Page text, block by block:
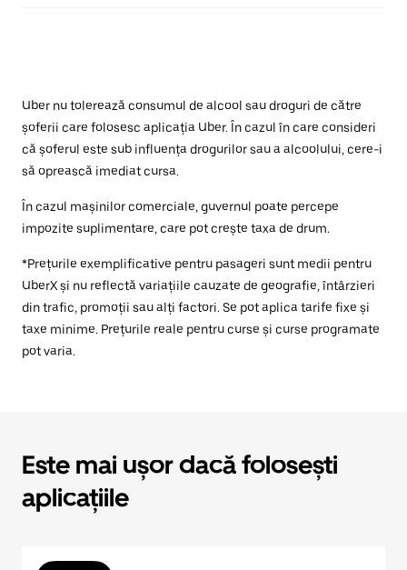
Uber nu tolerează consumul de alcool sau droguri de către
șoferii care folosesc aplicația Uber. În cazul în care consideri
că șoferul este sub influența drogurilor sau a alcoolului, cere-i
să oprească imediat cursa.
În cazul mașinilor comerciale, guvernul poate percepe
impozite suplimentare, care pot crește taxa de drum.
*Prețurile exemplificative pentru pasageri sunt medii pentru
UberX și nu reflectă variațiile cauzate de geografie, întârzieri
din trafic, promoții sau alți factori. Se pot aplica tarife fixe și
taxe minime. Prețurile reale pentru curse și curse programate
pot varia.
Este mai ușor dacă folosești
aplicațiile